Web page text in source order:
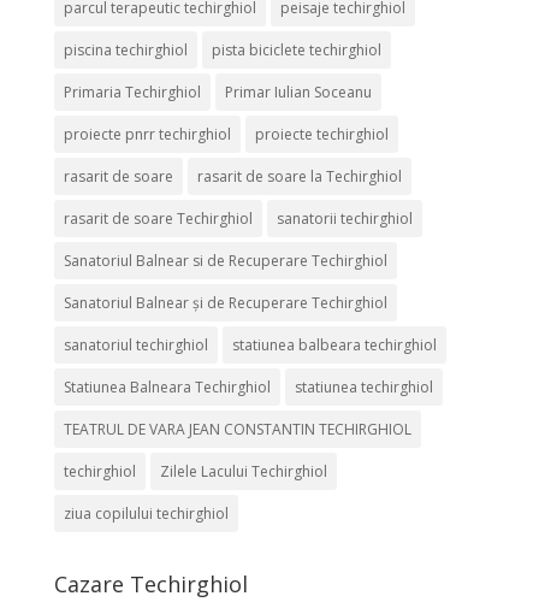
parcul terapeutic techirghiol peisaje techirghiol
piscina techirghiol pista biciclete techirghiol
Primaria Techirghiol Primar Iulian Soceanu
proiecte pnrr techirghiol proiecte techirghiol
rasarit de soare rasarit de soare la Techirghiol
rasarit de soare Techirghiol sanatorii techirghiol
Sanatoriul Balnear si de Recuperare Techirghiol
Sanatoriul Balnear și de Recuperare Techirghiol
sanatoriul techirghiol statiunea balbeara techirghiol
Statiunea Balneara Techirghiol statiunea techirghiol
TEATRUL DE VARA JEAN CONSTANTIN TECHIRGHIOL
techirghiol Zilele Lacului Techirghiol
ziua copilului techirghiol
Cazare Techirghiol